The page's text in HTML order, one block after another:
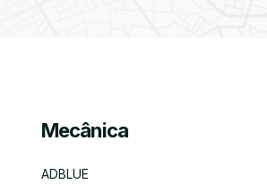
Mecânica
ADBLUE